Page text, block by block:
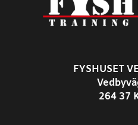
FYSHUSET
264 37